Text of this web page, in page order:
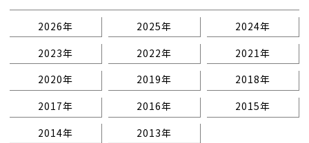
2026年 2025年
2024年
2023年
2022年
2021年
2020年
2019年
2018年
2017年
2016年
2015年
2014年
2013年